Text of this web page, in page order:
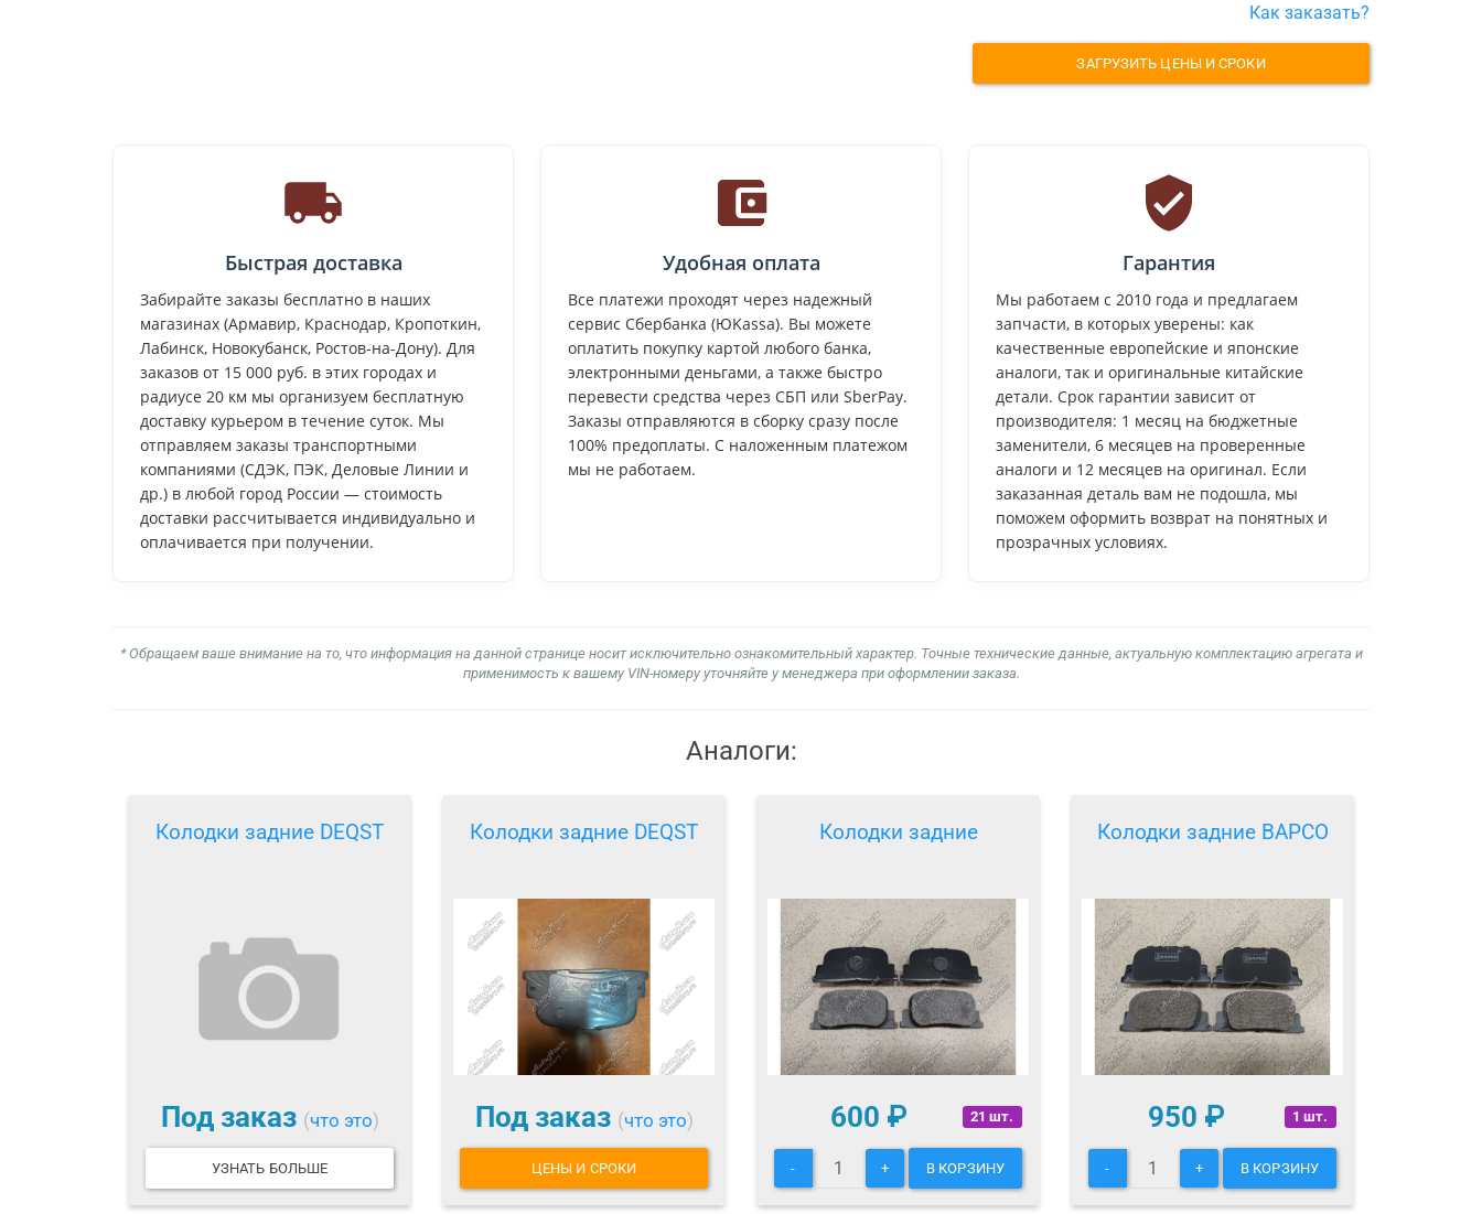
Как заказать?
ЗАГРУЗИТЬ ЦЕНЫ И СРОКИ
Быстрая доставка
Забирайте заказы бесплатно в наших
магазинах (Армавир, Краснодар, Кропоткин,
Лабинск, Новокубанск, Ростов-на-Дону). Для
заказов от 15 000 руб. в этих городах и
радиусе 20 км мы организуем бесплатную
доставку курьером в течение суток. Мы
отправляем заказы транспортными
компаниями (СДЭК, ПЭК, Деловые Линии и
др.) в любой город России — стоимость
доставки рассчитывается индивидуально и
оплачивается при получении.
Удобная оплата
Все платежи проходят через надежный
сервис Сбербанка (ЮKassa). Вы можете
оплатить покупку картой любого банка,
электронными деньгами, а также быстро
перевести средства через СБП или SberPay.
Заказы отправляются в сборку сразу после
100% предоплаты. С наложенным платежом
мы не работаем.
Гарантия
Мы работаем с 2010 года и предлагаем
запчасти, в которых уверены: как
качественные европейские и японские
аналоги, так и оригинальные китайские
детали. Срок гарантии зависит от
производителя: 1 месяц на бюджетные
заменители, 6 месяцев на проверенные
аналоги и 12 месяцев на оригинал. Если
заказанная деталь вам не подошла, мы
поможем оформить возврат на понятных и
прозрачных условиях.
* Обращаем ваше внимание на то, что информация на данной странице носит исключительно ознакомительный характер. Точные технические данные, актуальную комплектацию агрегата и
применимость к вашему VIN-номеру уточняйте у менеджера при оформлении заказа.
Аналоги:
Колодки задние DEQST
Под заказ (что это)
УЗНАТЬ БОЛЬШЕ
Колодки задние DEQST
Под заказ (что это)
ЦЕНЫ И СРОКИ
Колодки задние
21 шт.
600 ₽
- + В КОРЗИНУ
Колодки задние BAPCO
1 шт.
950 ₽
- + В КОРЗИНУ